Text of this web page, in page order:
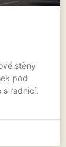
stěny
pod
s radnicí.